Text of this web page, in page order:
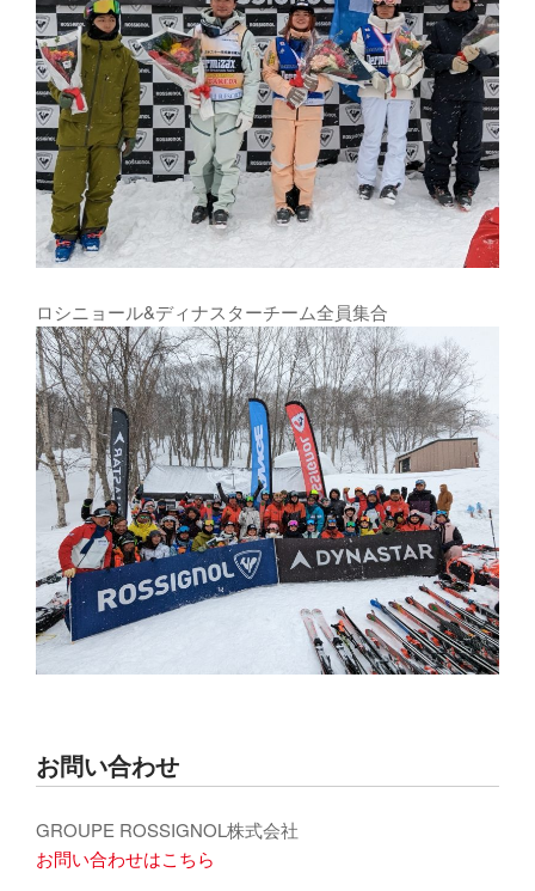
ロシニョール&ディナスターチーム全員集合
お問い合わせ
GROUPE ROSSIGNOL株式会社
お問い合わせはこちら